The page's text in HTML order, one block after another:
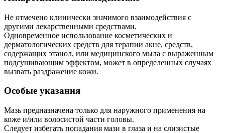
Не отмечено клинически значимого взаимодействия с
другими лекарственными средствами.
Одновременное использование косметических и
дерматологических средств для терапии акне, средств,
содержащих этанол, или медицинского мыла с выраженным
подсушивающим эффектом, может в определенных случаях
вызвать раздражение кожи.
Особые указания
Мазь предназначена только для наружного применения на
коже и/или волосистой части головы.
Следует избегать попадания мази в глаза и на слизистые